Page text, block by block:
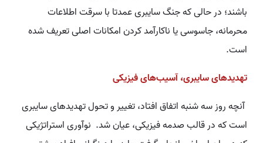
باشند؛ در حالی که جنگ سایبری عمدتا با سرقت اطلاعات
محرمانه، جاسوسی یا ناکارآمد کردن امکانات اصلی تعریف شده
است.
تهدیدهای سایبری، آسیب‌های فیزیکی
آنچه روز سه شنبه اتفاق افتاد، تغییر و تحول تهدیدهای سایبری
است که در قالب صدمه فیزیکی، عیان شد. نوآوری استراتژیکی